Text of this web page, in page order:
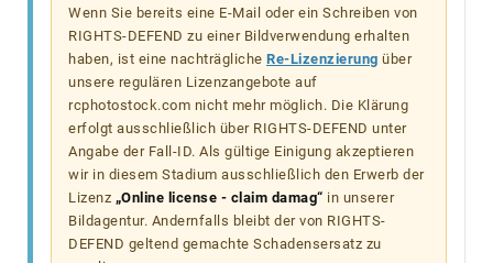
Wenn Sie bereits eine E-Mail oder ein Schreiben von
RIGHTS-DEFEND zu einer Bildverwendung erhalten
haben, ist eine nachträgliche Re-Lizenzierung über
unsere regulären Lizenzangebote auf
rcphotostock.com nicht mehr möglich. Die Klärung
erfolgt ausschließlich über RIGHTS-DEFEND unter
Angabe der Fall-ID. Als gültige Einigung akzeptieren
wir in diesem Stadium ausschließlich den Erwerb der
Lizenz „Online license - claim damag“ in unserer
Bildagentur. Andernfalls bleibt der von RIGHTS-
DEFEND geltend gemachte Schadensersatz zu